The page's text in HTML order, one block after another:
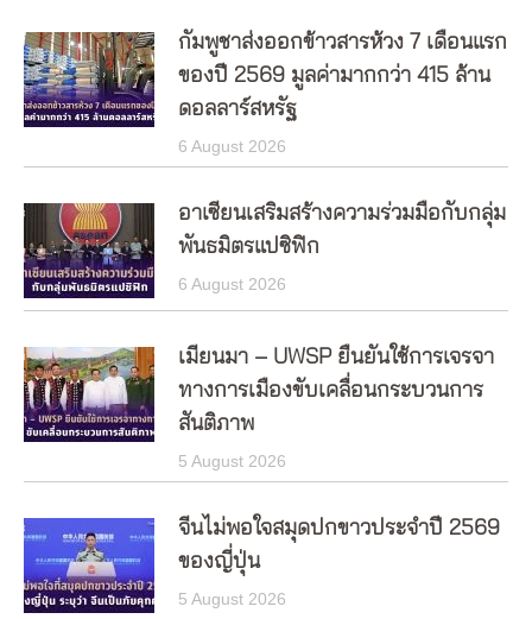
กัมพูชาส่งออกข้าวสารห้วง 7 เดือนแรก
ของปี 2569 มูลค่ามากกว่า 415 ล้าน
ดอลลาร์สหรัฐ
6 August 2026
อาเซียนเสริมสร้างความร่วมมือกับกลุ่ม
พันธมิตรแปซิฟิก
6 August 2026
เมียนมา – UWSP ยืนยันใช้การเจรจา
ทางการเมืองขับเคลื่อนกระบวนการ
สันติภาพ
5 August 2026
จีนไม่พอใจสมุดปกขาวประจำปี 2569
ของญี่ปุ่น
5 August 2026